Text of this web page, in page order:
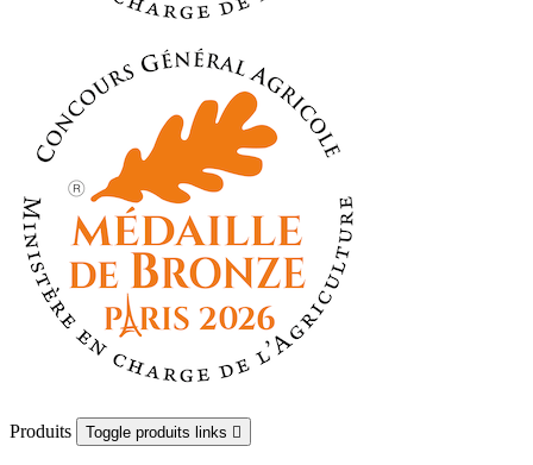
Produits Toggle produits links 